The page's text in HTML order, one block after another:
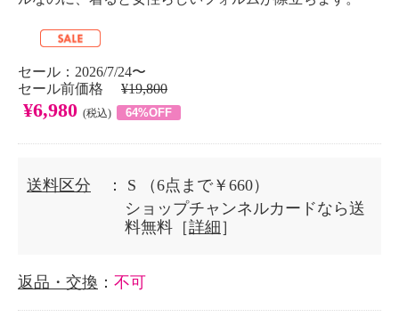
セール：2026/7/24〜
セール前価格 ¥19,800
¥6,980 (税込) 64%OFF
送料区分 ： S
（6点まで￥660）
ショップチャンネルカードなら送
料無料［詳細 ］
返品・交換 ： 不可